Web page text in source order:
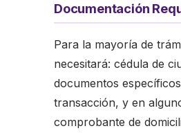
Documentación
Para la mayoría de
necesitará: cédula de
documentos
transacción, y en
comprobante de